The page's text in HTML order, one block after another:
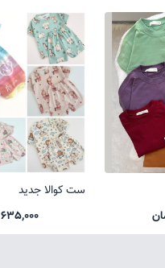
ست کوالا جدید
635,000 تومان